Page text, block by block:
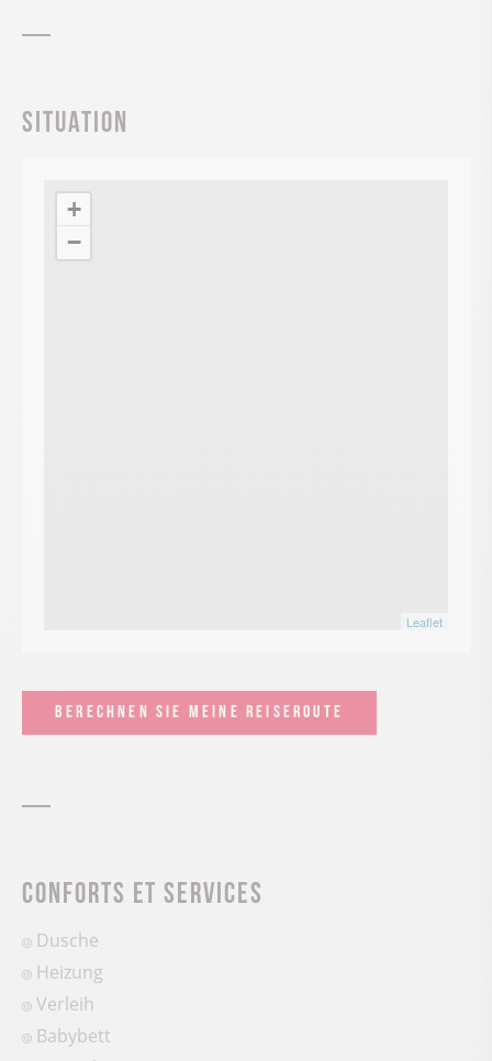
Situation
+
−
Leaflet
BERECHNEN SIE MEINE REISEROUTE
Conforts et services
Dusche
Heizung
Verleih
Babybett